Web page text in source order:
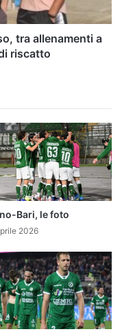
tra allenamenti a
riscatto
Bari, le foto
2026